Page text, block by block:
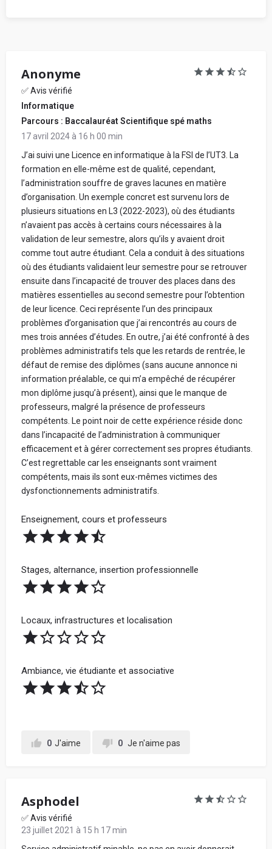
Anonyme
✅ Avis vérifié
Informatique
Parcours : Baccalauréat Scientifique spé maths
17 avril 2024 à 16 h 00 min
J’ai suivi une Licence en informatique à la FSI de l’UT3. La
formation en elle-même est de qualité, cependant,
l’administration souffre de graves lacunes en matière
d’organisation. Un exemple concret est survenu lors de
plusieurs situations en L3 (2022-2023), où des étudiants
n’avaient pas accès à certains cours nécessaires à la
validation de leur semestre, alors qu’ils y avaient droit
comme tout autre étudiant. Cela a conduit à des situations
où des étudiants validaient leur semestre pour se retrouver
ensuite dans l’incapacité de trouver des places dans des
matières essentielles au second semestre pour l’obtention
de leur licence. Ceci représente l’un des principaux
problèmes d’organisation que j’ai rencontrés au cours de
mes trois années d’études. En outre, j’ai été confronté à des
problèmes administratifs tels que les retards de rentrée, le
défaut de remise des diplômes (sans aucune annonce ni
information préalable, ce qui m’a empêché de récupérer
mon diplôme jusqu’à présent), ainsi que le manque de
professeurs, malgré la présence de professeurs
compétents. Le point noir de cette expérience réside donc
dans l’incapacité de l’administration à communiquer
efficacement et à gérer correctement ses propres étudiants.
C’est regrettable car les enseignants sont vraiment
compétents, mais ils sont eux-mêmes victimes des
dysfonctionnements administratifs.
Enseignement, cours et professeurs
Stages, alternance, insertion professionnelle
Locaux, infrastructures et localisation
Ambiance, vie étudiante et associative
0 J'aime 0 Je n'aime pas
Asphodel
✅ Avis vérifié
23 juillet 2021 à 15 h 17 min
- Parle de ce que ton école t'apporte : expériences,
connaissances, apprentissage, etc.
- Dis si tu recommandes ou non ton école, et pour quel
type d'étudiant et projet professionnel.
- Tes propos doivent être respectueux, sans intention de
une personne en particulier. Ne mentionne pas d'autre
établissement que celui dont tu parles.
Ton avis, ton prénom, ton nom et ton adresse e-mail
restent anonymes.
Ton école n'a pas et n'aura jamais accès à tes
informations personnelles.
rejetés s'ils ne respectent pas ces règles.
Avis par catégorie :
Partage ta note pour chacune des catégories ci-dessous.
La note globale de ton école sera la moyenne de ces 4
catégories.
Locaux, infrastructures et localisation
Ambiance, vie étudiante et associative
Votre prénom de publication (réel ou inventé) :
Votre vrai prénom et votre nom - Obligatoire (ne
seront jamais communiqués. Cela nous permet de
vérifier sur LinkedIn que vous avez étudié dans
l'école) :
Spécialisation
Votre Parcours avant l'école
Votre adresse mail (ne sera jamais communiquée à
l'école) :
Votre retour d'expérience au sein de l'école, en
détaillant chacune de vos notes données ci-
En soumettant mon avis, j'accepte les
générales d'utilisation.